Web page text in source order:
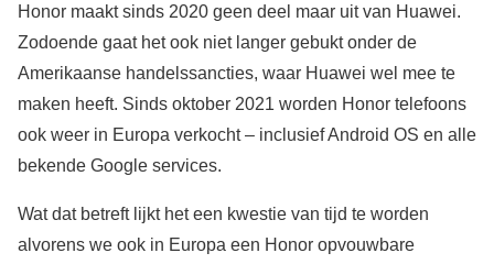
Honor maakt sinds 2020 geen deel maar uit van Huawei.
Zodoende gaat het ook niet langer gebukt onder de
Amerikaanse handelssancties, waar Huawei wel mee te
maken heeft. Sinds oktober 2021 worden Honor telefoons
ook weer in Europa verkocht – inclusief Android OS en alle
bekende Google services.
Wat dat betreft lijkt het een kwestie van tijd te worden
alvorens we ook in Europa een Honor opvouwbare